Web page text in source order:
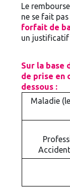
Le
ne se fait
forfait de
un
Sur la base
de prise en
dessous :
Maladie